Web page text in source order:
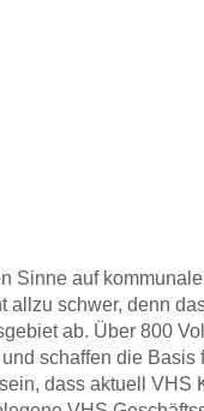
Sinne auf
allzu schwer, denn
ab. Über 800
schaffen die Basis
dass aktuell VHS